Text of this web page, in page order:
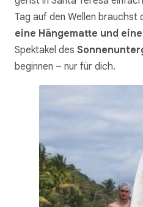
Tag auf den Wellen brauchst
eine Hängematte und
Spektakel des
beginnen – nur für dich.